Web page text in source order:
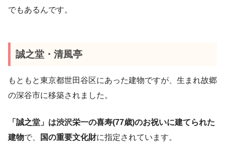
でもあるんです。
誠之堂・清風亭
もともと東京都世田谷区にあった建物ですが、生まれ故郷
の深谷市に移築されました。
「誠之堂」は渋沢栄一の喜寿(77歳)のお祝いに建てられた
建物で、 国の重要文化財に指定されています。